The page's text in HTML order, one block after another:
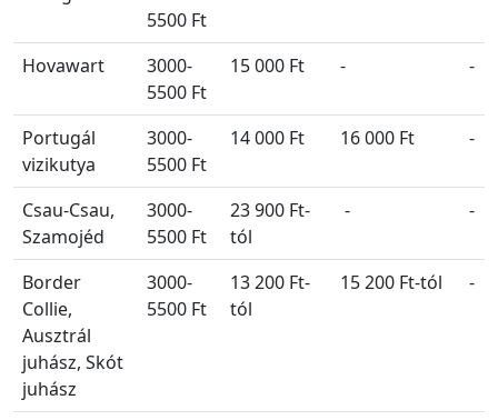
5500 Ft
Hovawart
3000-
5500 Ft
15 000 Ft - -
Portugál
vizikutya
3000-
5500 Ft
14 000 Ft 16 000 Ft -
Csau-Csau,
Szamojéd
3000-
5500 Ft
23 900 Ft-
tól
- -
Border
Collie,
Ausztrál
juhász, Skót
juhász
3000-
5500 Ft
13 200 Ft-
tól
15 200 Ft-tól -